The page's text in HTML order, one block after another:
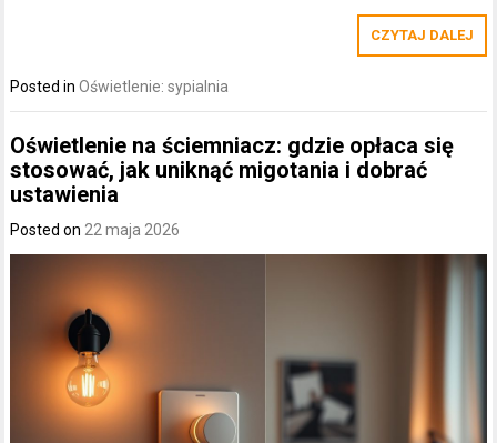
CZYTAJ DALEJ
Posted inOświetlenie: sypialnia
Oświetlenie na ściemniacz: gdzie opłaca się
stosować, jak uniknąć migotania i dobrać
ustawienia
Posted on22 maja 2026